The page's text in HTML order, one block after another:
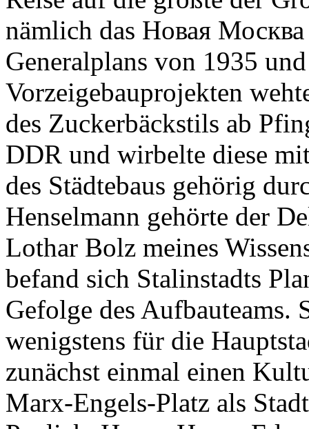
nämlich das Новая
Generalplans von 1935
Vorzeigebauprojekten
des Zuckerbäckstils ab
DDR und wirbelte diese
des Städtebaus gehörig
Henselmann gehörte der
Lothar Bolz meines
befand sich Stalinstadts
Gefolge des Aufbauteams.
wenigstens für die
zunächst einmal einen
Marx-Engels-Platz als